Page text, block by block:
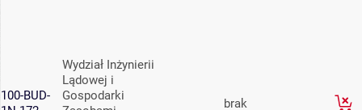
100-BUD-
Wydział Inżynierii
Lądowej i
Gospodarki
brak